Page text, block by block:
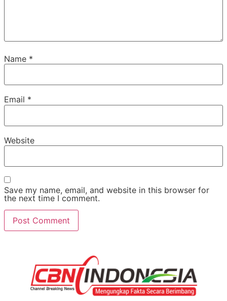
Name *
Email *
Website
Save my name, email, and website in this browser for
the next time I comment.